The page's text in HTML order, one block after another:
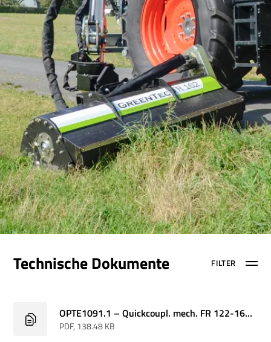
Technische Dokumente FILTER
OPTE1091.1 – Quickcoupl. mech. FR 122-162 / SC 6-8 P+S w/rotorflex
PDF, 138.48 KB